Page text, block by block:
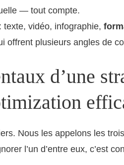
— tout compte.
: texte, vidéo, infographie,
offrent plusieurs angles de
d’une
Nous les appelons les
l’un d’entre eux, c’est